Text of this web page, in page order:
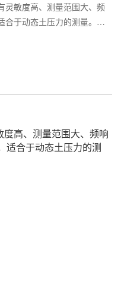
灵敏度高、测量范围大、频
于动态土压力的测量。
三：
度高、测量范围大、频响
适合于动态土压力的测